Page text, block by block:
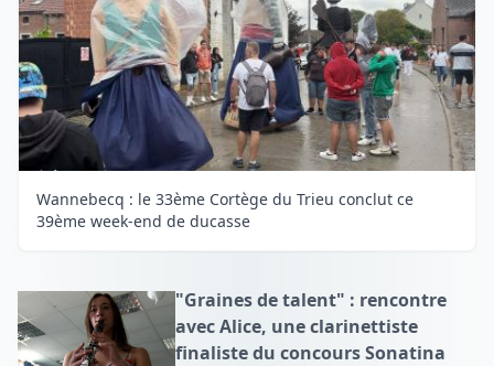
Wannebecq : le 33ème Cortège du Trieu conclut ce
39ème week-end de ducasse
"Graines de talent" : rencontre
avec Alice, une clarinettiste
finaliste du concours Sonatina